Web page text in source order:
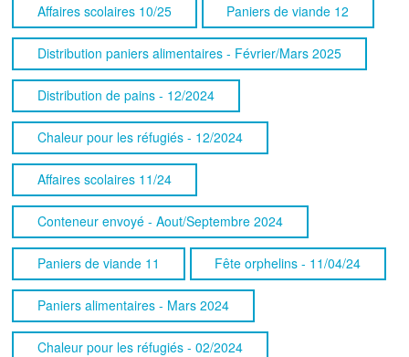
Affaires scolaires 10/25 Paniers de viande 12
Distribution paniers alimentaires - Février/Mars 2025
Distribution de pains - 12/2024
Chaleur pour les réfugiés - 12/2024
Affaires scolaires 11/24
Conteneur envoyé - Aout/Septembre 2024
Paniers de viande 11 Fête orphelins - 11/04/24
Paniers alimentaires - Mars 2024
Chaleur pour les réfugiés - 02/2024